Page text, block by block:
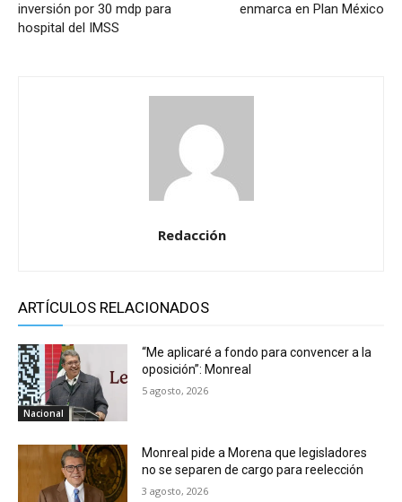
inversión por 30 mdp para
hospital del IMSS
enmarca en Plan México
Redacción
ARTÍCULOS RELACIONADOS
Nacional
“Me aplicaré a fondo para convencer a la
oposición”: Monreal
5 agosto, 2026
Monreal pide a Morena que legisladores
no se separen de cargo para reelección
3 agosto, 2026